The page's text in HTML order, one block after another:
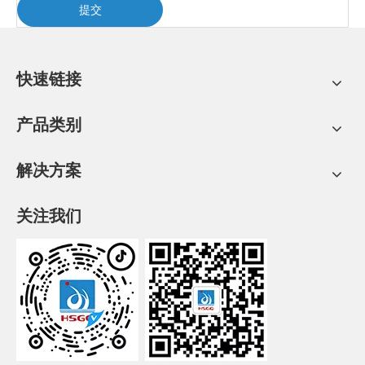
提交
快速链接
产品类别
解决方案
关注我们